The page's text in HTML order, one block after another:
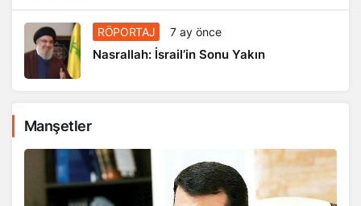
RÖPORTAJ 7 ay önce
Nasrallah: İsrail’in Sonu Yakın
Manşetler